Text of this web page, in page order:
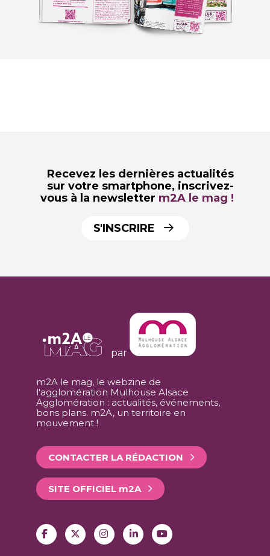
Recevez les dernières actualités
sur votre smartphone, inscrivez-
vous à la newsletter m2A le mag !
S'INSCRIRE
par
m2A le mag, le webzine de
l'agglomération Mulhouse Alsace
Agglomération : actualités, événements,
bons plans. m2A, un territoire en
mouvement !
CONTACTER LA RÉDACTION
SITE OFFICIEL m2A